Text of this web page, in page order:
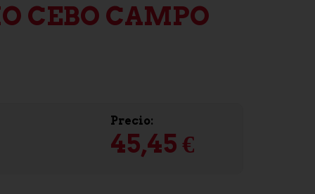
CEBO CAMPO
Precio:
45,45 €